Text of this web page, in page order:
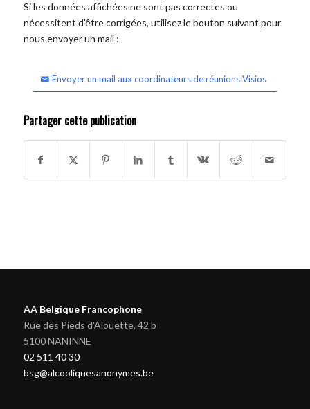
Si les données affichées ne sont pas correctes ou
nécessitent d'être corrigées, utilisez le bouton suivant pour
nous envoyer un mail :
Envoyer un mail aux coordinateurs de réunions Visios
Partager cette publication
AA Belgique Francophone
Rue des Pieds d'Alouette, 42 b
5100 NANINNE
02 511 40 30
bsg@alcooliquesanonymes.be